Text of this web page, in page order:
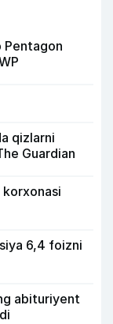
Pentagon
qizlarni
Guardian
6,4 foizni
abituriyent